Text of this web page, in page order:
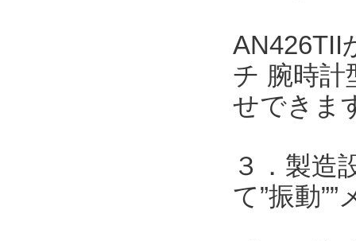
AN426TII
チ 腕時計
せできま
３．製造
て”振動